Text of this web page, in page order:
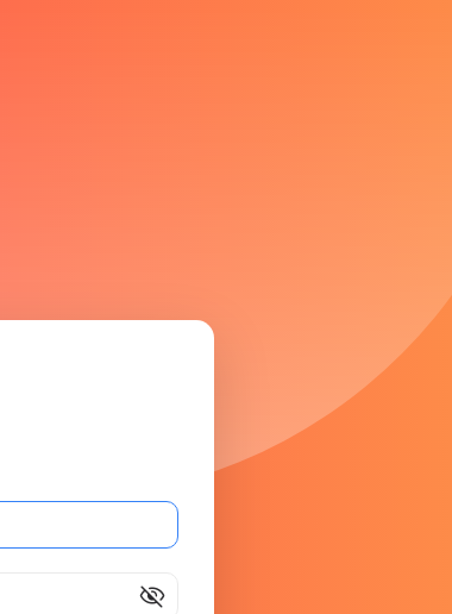
visibility_off